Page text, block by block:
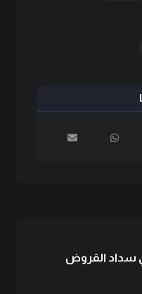
سداد القروض